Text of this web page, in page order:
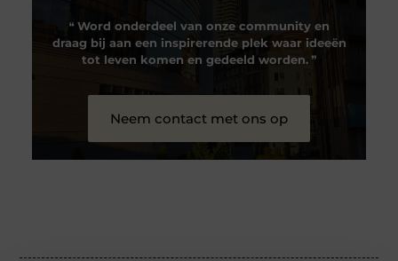
❝ Word onderdeel van onze community en
draag bij aan een inspirerende plek waar ideeën
tot leven komen en gedeeld worden.❞
Neem contact met ons op